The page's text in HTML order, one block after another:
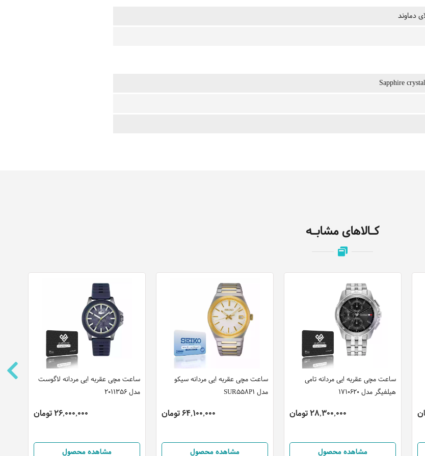
دماوند
کـالاهای مشابـه
ساعت مچی عقربه ایی مردانه لاگوست
مدل 2011356
26,000,000 تومان
مشاهده محصول
ساعت مچی عقربه ایی مردانه سیکو
مدل SUR558P1
64,100,000 تومان
مشاهده محصول
ساعت مچی عقربه ایی مردانه تامی
هیلفیگر مدل 1710620
28,300,000 تومان
مشاهده محصول